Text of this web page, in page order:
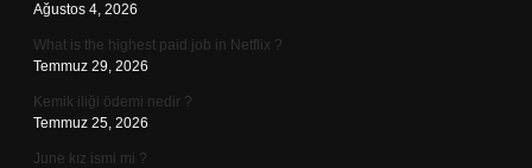
Ağustos 4, 2026
What is the highest paid job in Netflix ?
Temmuz 29, 2026
Kemik iliği ödemi nedir ?
Temmuz 25, 2026
June kız ismi mi ?